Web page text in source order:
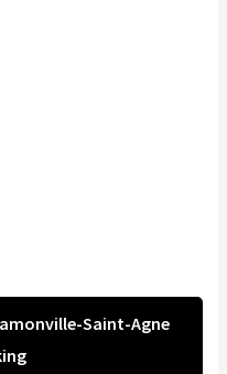
Saint-Agne